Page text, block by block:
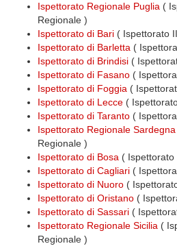
Ispettorato Regionale Puglia (
Regionale )
Ispettorato di Bari ( Ispettorato
Ispettorato di Barletta (
Ispettorato di Brindisi (
Ispettorato di Fasano (
Ispettorato di Foggia (
Ispettorato di Lecce (
Ispettorato di Taranto (
Ispettorato Regionale Sardegna
Regionale )
Ispettorato di Bosa ( Ispettorato
Ispettorato di Cagliari (
Ispettorato di Nuoro (
Ispettorato di Oristano (
Ispettorato di Sassari (
Ispettorato Regionale Sicilia (
Regionale )